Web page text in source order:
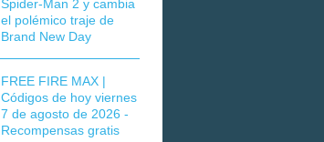
Spider-Man 2 y cambia
el polémico traje de
Brand New Day
FREE FIRE MAX |
Códigos de hoy viernes
7 de agosto de 2026 -
Recompensas gratis